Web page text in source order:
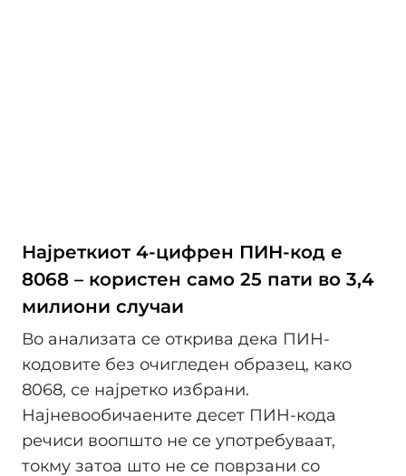
Најреткиот 4-цифрен ПИН-код е
8068 – користен само 25 пати во 3,4
милиони случаи
Во анализата се открива дека ПИН-
кодовите без очигледен образец, како
8068, се најретко избрани.
Најневообичаените десет ПИН-кода
речиси воопшто не се употребуваат,
токму затоа што не се поврзани со